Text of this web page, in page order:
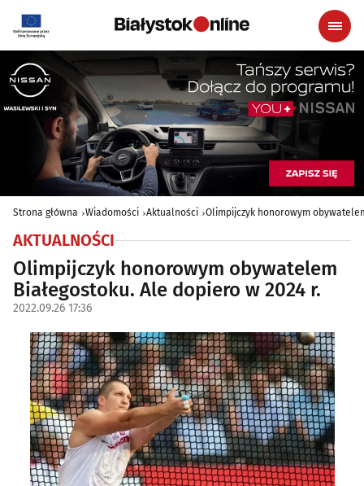
Strona główna Wiadomości Aktualności Olimpijczyk honorowym
AKTUALNOŚCI
Olimpijczyk honorowym obywatelem
Białegostoku. Ale dopiero w 2024 r.
2022.09.26 17:36